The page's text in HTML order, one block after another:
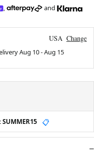
, and
USA Change
Aug 10-Aug 15
SUMMER15 📋